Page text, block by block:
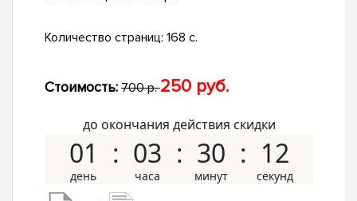
Количество страниц: 168 с.
Стоимость: 700 р.250 руб.
до окончания действия скидки
01 03 30 11